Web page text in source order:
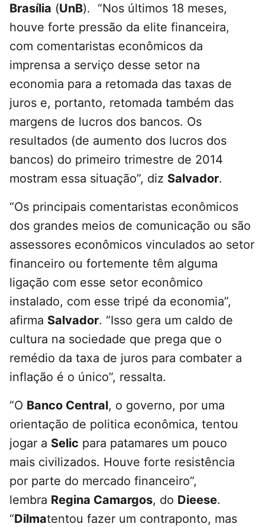
Brasília (UnB). “Nos últimos 18 meses,
houve forte pressão da elite financeira,
com comentaristas econômicos da
imprensa a serviço desse setor na
economia para a retomada das taxas de
juros e, portanto, retomada também das
margens de lucros dos bancos. Os
resultados (de aumento dos lucros dos
bancos) do primeiro trimestre de 2014
mostram essa situação”, diz Salvador.
“Os principais comentaristas econômicos
dos grandes meios de comunicação ou são
assessores econômicos vinculados ao setor
financeiro ou fortemente têm alguma
ligação com esse setor econômico
instalado, com esse tripé da economia”,
afirma Salvador. “Isso gera um caldo de
cultura na sociedade que prega que o
remédio da taxa de juros para combater a
inflação é o único”, ressalta.
“O Banco Central, o governo, por uma
orientação de politica econômica, tentou
jogar a Selic para patamares um pouco
mais civilizados. Houve forte resistência
por parte do mercado financeiro”,
lembra Regina Camargos, do Dieese.
“Dilmatentou fazer um contraponto, mas